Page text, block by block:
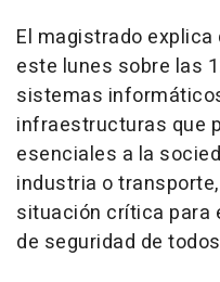
El magistrado
este lunes sobre las
sistemas
infraestructuras que
esenciales a la
industria o
situación crítica para
de seguridad de